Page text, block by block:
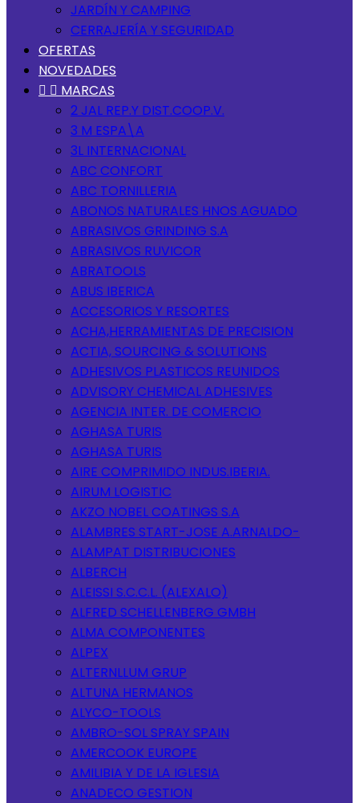
JARDÍN Y CAMPING
CERRAJERÍA Y SEGURIDAD
OFERTAS
NOVEDADES
  MARCAS
2 JAL REP.Y DIST.COOP.V.
3 M ESPA\A
3L INTERNACIONAL
ABC CONFORT
ABC TORNILLERIA
ABONOS NATURALES HNOS AGUADO
ABRASIVOS GRINDING S.A
ABRASIVOS RUVICOR
ABRATOOLS
ABUS IBERICA
ACCESORIOS Y RESORTES
ACHA,HERRAMIENTAS DE PRECISION
ACTIA, SOURCING & SOLUTIONS
ADHESIVOS PLASTICOS REUNIDOS
ADVISORY CHEMICAL ADHESIVES
AGENCIA INTER. DE COMERCIO
AGHASA TURIS
AGHASA TURIS
AIRE COMPRIMIDO INDUS.IBERIA.
AIRUM LOGISTIC
AKZO NOBEL COATINGS S.A
ALAMBRES START-JOSE A.ARNALDO-
ALAMPAT DISTRIBUCIONES
ALBERCH
ALEISSI S.C.C.L. (ALEXALO)
ALFRED SCHELLENBERG GMBH
ALMA COMPONENTES
ALPEX
ALTERNLLUM GRUP
ALTUNA HERMANOS
ALYCO-TOOLS
AMBRO-SOL SPRAY SPAIN
AMERCOOK EUROPE
AMILIBIA Y DE LA IGLESIA
ANADECO GESTION